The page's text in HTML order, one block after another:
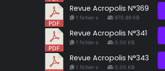
Revue Acropolis N°369
1 fichier·s 970.89 KB
Revue Acropolis N°341
1 fichier·s 0.00 KB
Revue Acropolis N°343
1 fichier·s 0.00 KB